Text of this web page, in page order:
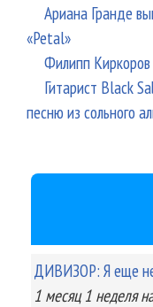
Ариана Гранде
«Petal»
Филипп
Гитарист Black
песню из сольного
ДИВИЗОР: Я еще не
1 месяц 1 неделя